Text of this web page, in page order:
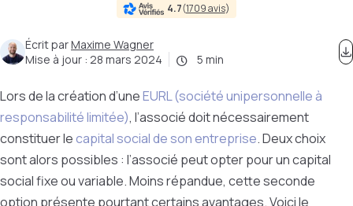
4.7(1709 avis)
Écrit parMaxime Wagner
Mise à jour : 28 mars 2024 5 min
Lors de la création d’uneEURL (société unipersonnelle à
responsabilité limitée), l’associé doit nécessairement
constituer lecapital social de son entreprise. Deux choix
sont alors possibles : l’associé peut opter pour un capital
social fixe ou variable. Moins répandue, cette seconde
option présente pourtant certains avantages. Voici le